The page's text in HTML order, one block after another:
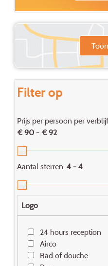
Filter op
Prijs per persoon per
€ 90 - € 92
Aantal sterren: 4 - 4
Logo
24 hours reception
Airco
Bad of douche